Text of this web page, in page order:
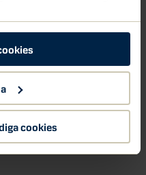
cookies
vara flexibel. Många
redan på det sättet, du är
tid. Allt handlar om
utför arbetet under